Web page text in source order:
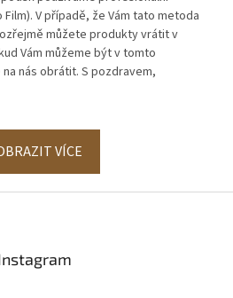
V případě, že Vám tato metoda
můžete produkty vrátit v
Vám můžeme být v tomto
nás obrátit. S pozdravem,
VÍCE